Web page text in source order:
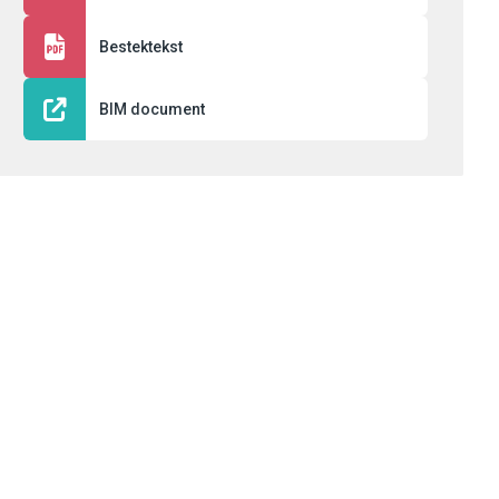
Bestektekst
BIM document